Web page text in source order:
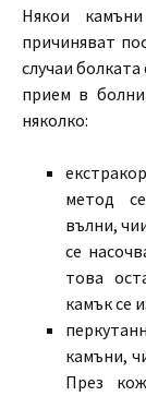
Някои
причиняват
случаи
прием в
няколко:
метод
вълни,
се
това
камък се
камъни,
През